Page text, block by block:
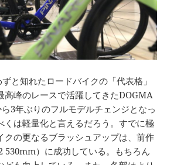
と知れたロードバイクの「代表格」
高峰のレースで活躍してきたDOGMA
3年ぶりのフルモデルチェンジとなっ
くは軽量化と言えるだろう。すでに極
クの更なるブラッシュアップは、前作
530mm）に成功している。もちろん